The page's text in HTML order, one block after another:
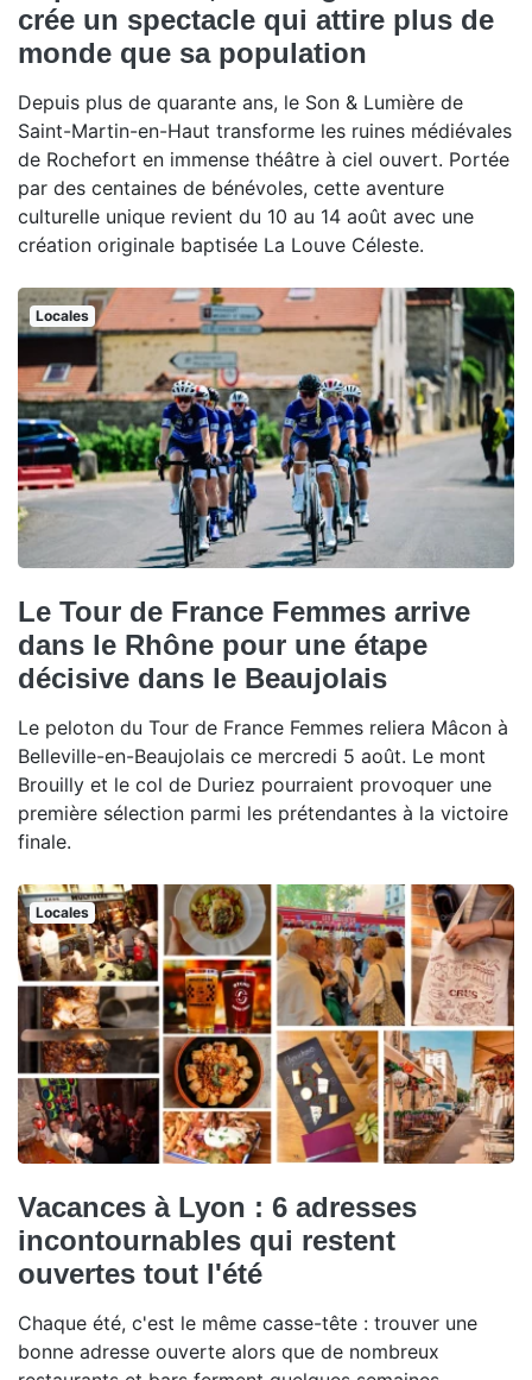
crée un spectacle qui attire plus de
monde que sa population
Depuis plus de quarante ans, le Son & Lumière de
Saint-Martin-en-Haut transforme les ruines médiévales
de Rochefort en immense théâtre à ciel ouvert. Portée
par des centaines de bénévoles, cette aventure
culturelle unique revient du 10 au 14 août avec une
création originale baptisée La Louve Céleste.
Locales
Le Tour de France Femmes arrive
dans le Rhône pour une étape
décisive dans le Beaujolais
Le peloton du Tour de France Femmes reliera Mâcon à
Belleville-en-Beaujolais ce mercredi 5 août. Le mont
Brouilly et le col de Duriez pourraient provoquer une
première sélection parmi les prétendantes à la victoire
finale.
Locales
Vacances à Lyon : 6 adresses
incontournables qui restent
ouvertes tout l'été
Chaque été, c'est le même casse-tête : trouver une
bonne adresse ouverte alors que de nombreux